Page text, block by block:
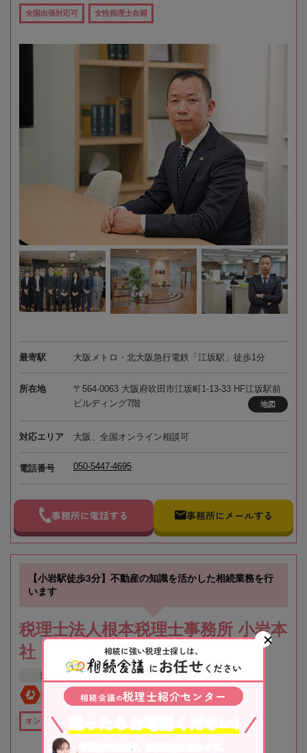
全国出張対応可 女性税理士在籍
最寄駅 大阪メトロ・北大阪急行電鉄「江坂駅」徒歩1分
所在地
〒564-0063 大阪府吹田市江坂町1-13-33 HF江坂駅前
ビルディング7階
地図
対応エリア 大阪、全国オンライン相談可
電話番号 050-5447-4695
事務所に電話する 事務所にメールする
【小岩駅徒歩3分】不動産の知識を活かした相続業務を行
います
税理士法人根本税理士事務所 小岩本
社
東京都 江戸川区
全国対応 初回相談無料
オンライン相談可
相続に強い税理士探しは、
にお任せ ください
相続会議の税理士紹介センター
不動産や株式等、相続資産に合わせて、